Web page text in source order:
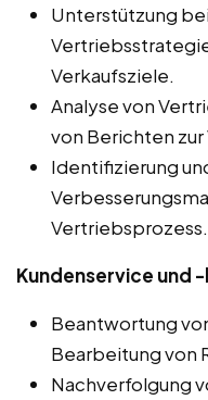
Unterstützung
Verkaufsziele.
Analyse von
von Berichten
Identifizierung
Vertriebsprozess.
Kundenservice und
Beantwortung
Bearbeitung von
Nachverfolgung